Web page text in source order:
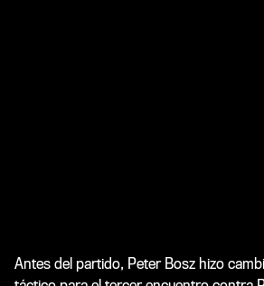
Antes del partido, Peter Bosz hizo